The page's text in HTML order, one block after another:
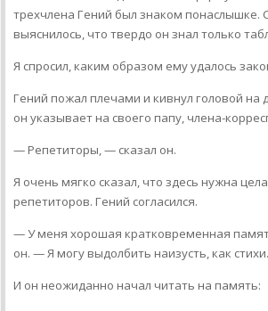
трехчлена Гений был знаком понаслышке.
выяснилось, что твердо он знал только
Я спросил, каким образом ему удалось
Гений пожал плечами и кивнул головой на
он указывает на своего папу, члена-
— Репетиторы, — сказал он.
Я очень мягко сказал, что здесь нужна
репетиторов. Гений согласился.
— У меня хорошая кратковременная
он. — Я могу выдолбить наизусть, как стихи.
И он неожиданно начал читать на память: